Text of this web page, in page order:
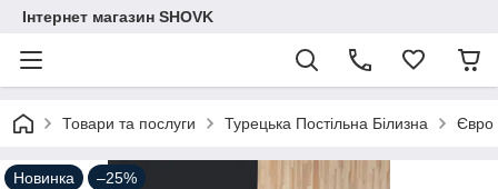
Інтернет магазин SHOVK
Товари та послуги Турецька Постільна Білизна Євро
Новинка –25%